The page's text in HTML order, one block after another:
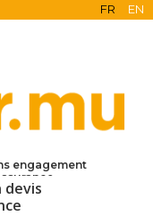
FR EN
devis